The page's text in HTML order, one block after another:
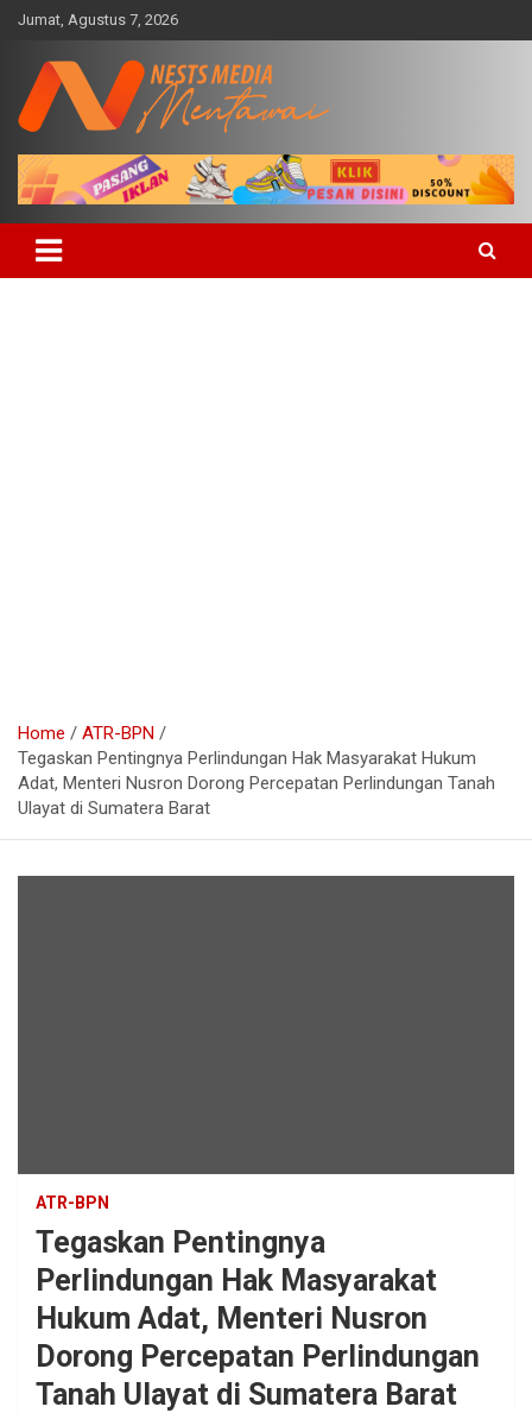
Skip
content
Jumat, Agustus 7, 2026
Nests Media Mentawai
Home
ATR-BPN
Tegaskan Pentingnya Perlindungan Hak Masyarakat Hukum
Adat, Menteri Nusron Dorong Percepatan Perlindungan Tanah
Ulayat di Sumatera Barat
ATR-BPN
Tegaskan Pentingnya
Perlindungan Hak Masyarakat
Hukum Adat, Menteri Nusron
Dorong Percepatan Perlindungan
Tanah Ulayat di Sumatera Barat